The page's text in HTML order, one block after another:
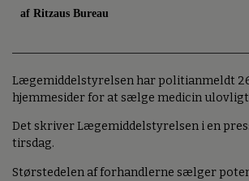
af Ritzaus Bureau
Lægemiddelstyrelsen har politianmeldt
hjemmesider for at sælge medicin
Det skriver Lægemiddelstyrelsen i en
tirsdag.
Størstedelen af forhandlerne sælger